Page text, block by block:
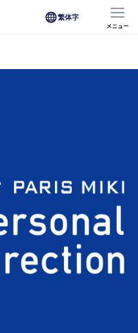
繁体字
メニュー